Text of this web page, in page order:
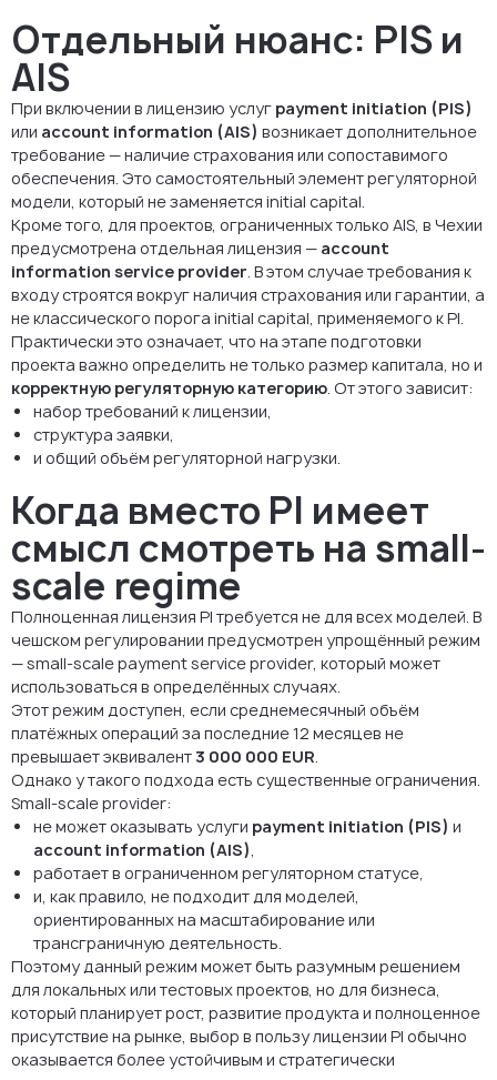
Отдельный нюанс: PIS и
AIS
При включении в лицензию услуг payment initiation (PIS)
или account information (AIS) возникает дополнительное
требование — наличие страхования или сопоставимого
обеспечения. Это самостоятельный элемент регуляторной
модели, который не заменяется initial capital.
Кроме того, для проектов, ограниченных только AIS, в Чехии
предусмотрена отдельная лицензия — account
information service provider. В этом случае требования к
входу строятся вокруг наличия страхования или гарантии, а
не классического порога initial capital, применяемого к PI.
Практически это означает, что на этапе подготовки
проекта важно определить не только размер капитала, но и
корректную регуляторную категорию. От этого зависит:
набор требований к лицензии,
структура заявки,
и общий объём регуляторной нагрузки.
Когда вместо PI имеет
смысл смотреть на small-
scale regime
Полноценная лицензия PI требуется не для всех моделей. В
чешском регулировании предусмотрен упрощённый режим
— small-scale payment service provider, который может
использоваться в определённых случаях.
Этот режим доступен, если среднемесячный объём
платёжных операций за последние 12 месяцев не
превышает эквивалент3 000 000 EUR.
Однако у такого подхода есть существенные ограничения.
Small-scale provider:
не может оказывать услуги payment initiation (PIS) и
account information (AIS),
работает в ограниченном регуляторном статусе,
и, как правило, не подходит для моделей,
ориентированных на масштабирование или
трансграничную деятельность.
Поэтому данный режим может быть разумным решением
для локальных или тестовых проектов, но для бизнеса,
который планирует рост, развитие продукта и полноценное
присутствие на рынке, выбор в пользу лицензии PI обычно
оказывается более устойчивым и стратегически